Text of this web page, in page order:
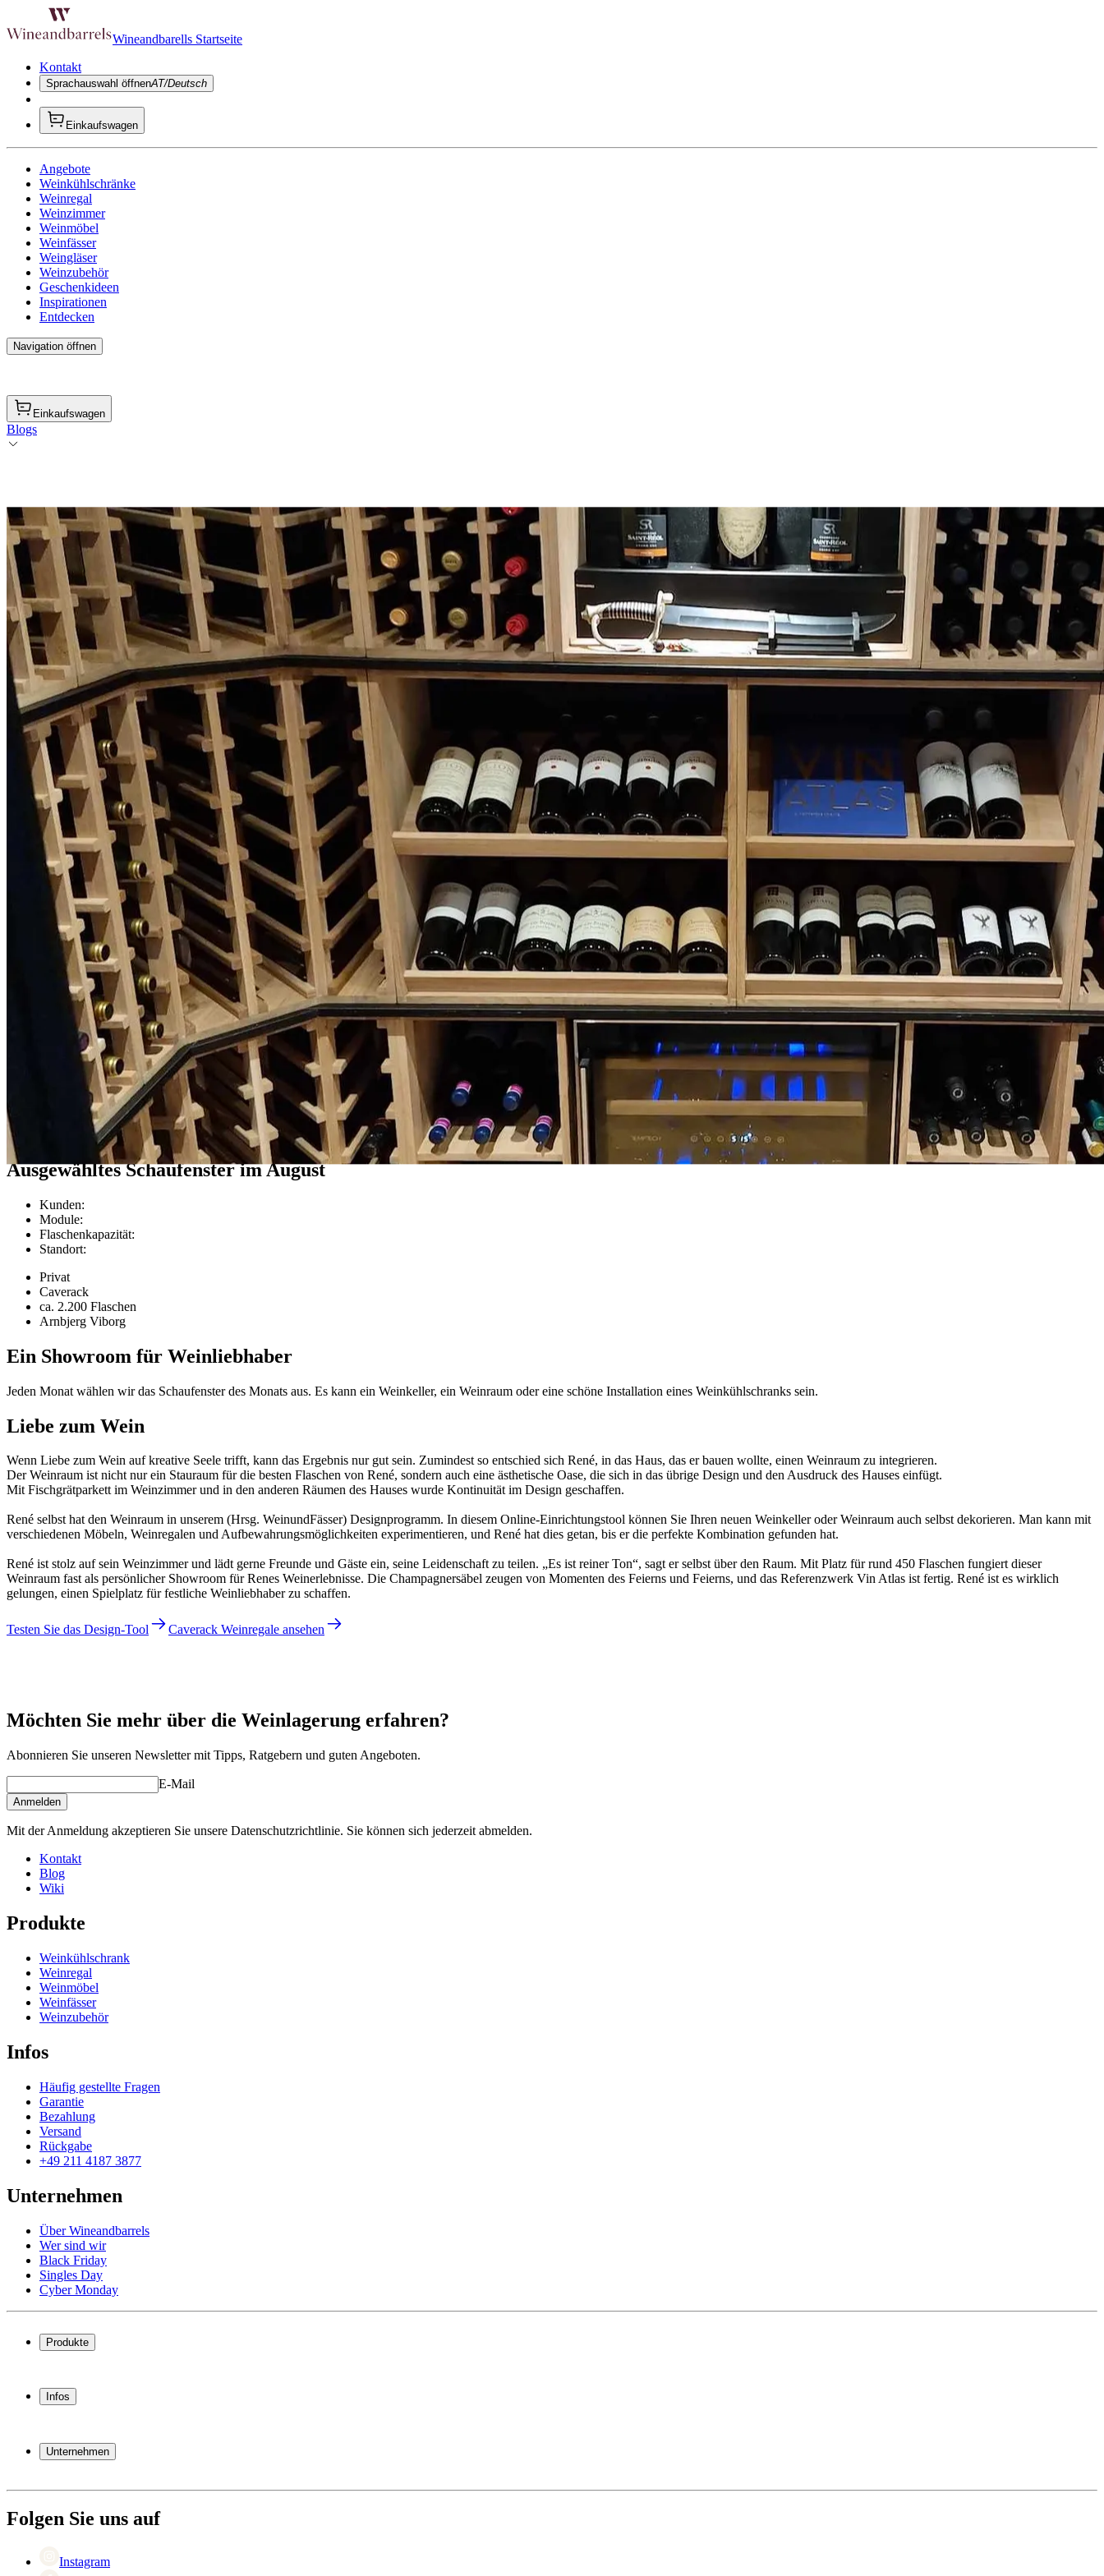
Wineandbarells Startseite
Kontakt
Sprachauswahl öffnenAT/Deutsch
Einkaufswagen
Angebote
Weinkühlschränke
Weinregal
Weinzimmer
Weinmöbel
Weinfässer
Weingläser
Weinzubehör
Geschenkideen
Inspirationen
Entdecken
Navigation öffnen
Einkaufswagen
Blogs
Kundenprojekte
Ausgewähltes Schaufenster im August
Kunden:
Module:
Flaschenkapazität:
Standort:
Privat
Caverack
ca. 2.200 Flaschen
Arnbjerg Viborg
Ein Showroom für Weinliebhaber
Jeden Monat wählen wir das Schaufenster des Monats aus. Es kann ein Weinkeller, ein Weinraum oder eine schöne Installation eines Weinkühlschranks sein.
Liebe zum Wein
Wenn Liebe zum Wein auf kreative Seele trifft, kann das Ergebnis nur gut sein. Zumindest so entschied sich René, in das Haus, das er bauen wollte, einen Weinraum zu integrieren.
Der Weinraum ist nicht nur ein Stauraum für die besten Flaschen von René, sondern auch eine ästhetische Oase, die sich in das übrige Design und den Ausdruck des Hauses einfügt.
Mit Fischgrätparkett im Weinzimmer und in den anderen Räumen des Hauses wurde Kontinuität im Design geschaffen.
René selbst hat den Weinraum in unserem (Hrsg. WeinundFässer) Designprogramm. In diesem Online-Einrichtungstool können Sie Ihren neuen Weinkeller oder Weinraum auch selbst dekorieren. Man kann mit
verschiedenen Möbeln, Weinregalen und Aufbewahrungsmöglichkeiten experimentieren, und René hat dies getan, bis er die perfekte Kombination gefunden hat.
René ist stolz auf sein Weinzimmer und lädt gerne Freunde und Gäste ein, seine Leidenschaft zu teilen. „Es ist reiner Ton“, sagt er selbst über den Raum. Mit Platz für rund 450 Flaschen fungiert dieser
Weinraum fast als persönlicher Showroom für Renes Weinerlebnisse. Die Champagnersäbel zeugen von Momenten des Feierns und Feierns, und das Referenzwerk Vin Atlas ist fertig. René ist es wirklich
gelungen, einen Spielplatz für festliche Weinliebhaber zu schaffen.
Testen Sie das Design-Tool Caverack Weinregale ansehen
Möchten Sie mehr über die Weinlagerung erfahren?
Abonnieren Sie unseren Newsletter mit Tipps, Ratgebern und guten Angeboten.
E-Mail
Anmelden
Mit der Anmeldung akzeptieren Sie unsere Datenschutzrichtlinie. Sie können sich jederzeit abmelden.
Kontakt
Blog
Wiki
Produkte
Weinkühlschrank
Weinregal
Weinmöbel
Weinfässer
Weinzubehör
Infos
Häufig gestellte Fragen
Garantie
Bezahlung
Versand
Rückgabe
+49 211 4187 3877
Unternehmen
Über Wineandbarrels
Wer sind wir
Black Friday
Singles Day
Cyber Monday
Produkte
Weinregal
Weinmöbel
Infos
Garantie
Bezahlung
Rückgabe
Unternehmen
Black Friday
Singles Day
Folgen Sie uns auf
Instagram